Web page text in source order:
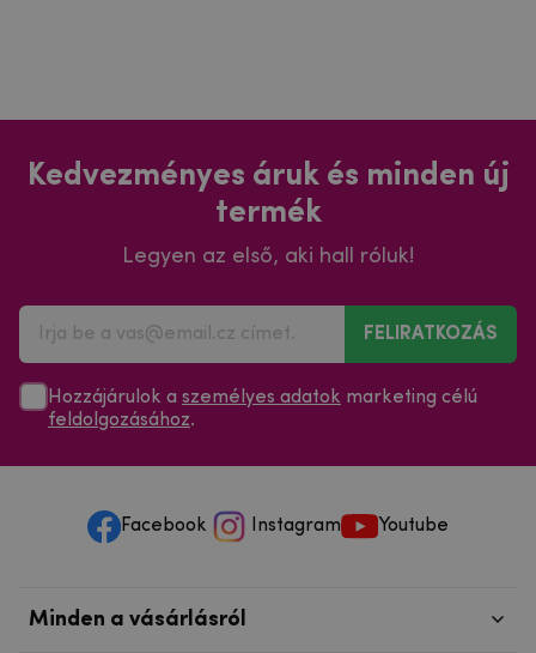
Kedvezményes áruk és minden új
termék
Legyen az első, aki hall róluk!
FELIRATKOZÁS
Hozzájárulok a személyes adatok marketing célú
feldolgozásához.
Facebook Instagram Youtube
Minden a vásárlásról